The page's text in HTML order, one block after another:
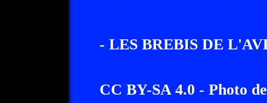
- LES BREBIS DE
CC BY-SA 4.0 - Photo